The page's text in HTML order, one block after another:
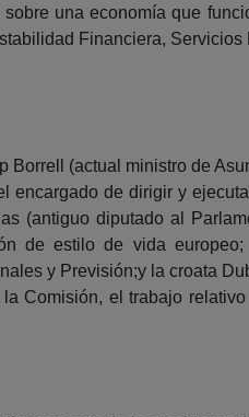
una economía que
Financiera,
(actual ministro de
encargado de dirigir y
(antiguo diputado al
de estilo de vida
y Previsión;y la croata
Comisión, el trabajo